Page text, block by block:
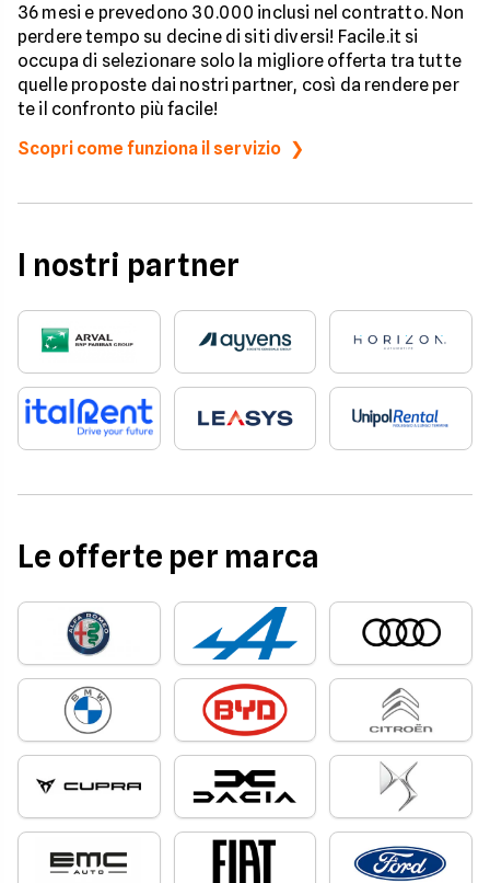
36 mesi e prevedono 30.000 inclusi nel contratto. Non
perdere tempo su decine di siti diversi! Facile.it si
occupa di selezionare solo la migliore offerta tra tutte
quelle proposte dai nostri partner, così da rendere per
te il confronto più facile!
Scopri come funziona il servizio
I nostri partner
Le offerte per marca